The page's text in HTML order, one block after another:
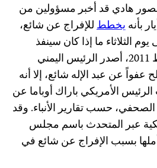
هادي قد أخبر مسؤولين من
بأنهيخططللإفراج عن شائع،
الثلاثاء ما إذا كان سينفذ
وعده. وفي فبراير/شباط 2011، أصدر الرئيس اليمني
عن عبد الإله شائع، إلا أنه
الأمريكي باراك أوباما عن
حسب تقارير الأنباء. وقد
عبر المتحدث باسم مجلس
بسبب الإفراج عن شائع في